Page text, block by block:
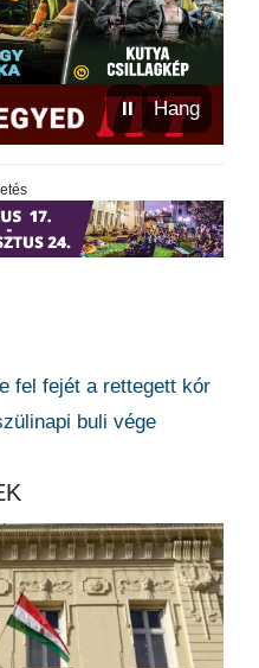
⏸ Hang
fel fejét a rettegett kór
buli vége